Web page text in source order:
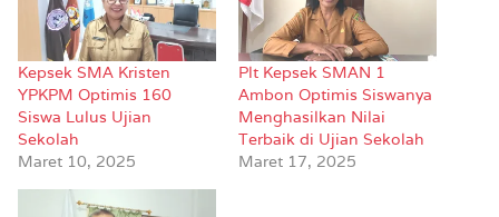
Kepsek SMA Kristen
YPKPM Optimis 160
Siswa Lulus Ujian
Sekolah
Maret 10, 2025
Plt Kepsek SMAN 1
Ambon Optimis Siswanya
Menghasilkan Nilai
Terbaik di Ujian Sekolah
Maret 17, 2025